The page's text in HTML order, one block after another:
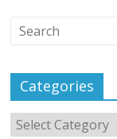
Categories